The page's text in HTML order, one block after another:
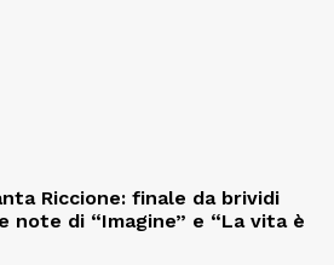
Riccione: finale da brividi
note di “Imagine” e “La vita è